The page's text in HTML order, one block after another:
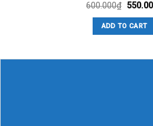
– Hỗ trợ khe cắm thẻ
– Chuẩn tương thích
– Tiêu chuẩn chống
– Nguồn điện:
600.000₫
ADD TO CART